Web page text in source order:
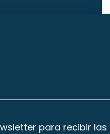
para recibir las